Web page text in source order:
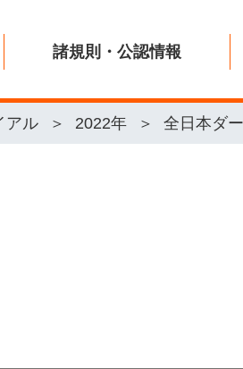
諸規則・公認情報
アル 2022年 全日本ダ